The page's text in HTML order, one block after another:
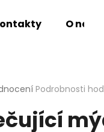
O nás
Podrobnosti
HLEDAT